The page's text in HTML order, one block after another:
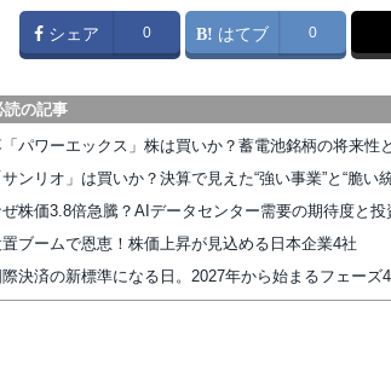
シェア 0 はてブ 0
読の記事
パワーエックス」株は買いか？蓄電池銘柄の将来性
ンリオ」は買いか？決算で見えた“強い事業”と“脆い
株価3.8倍急騰？AIデータセンター需要の期待度と投
置ブームで恩恵！株価上昇が見込める日本企業4社
決済の新標準になる日。2027年から始まるフェーズ